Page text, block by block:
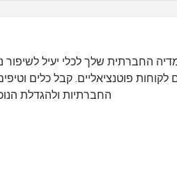
החברתיות ולהגדלת